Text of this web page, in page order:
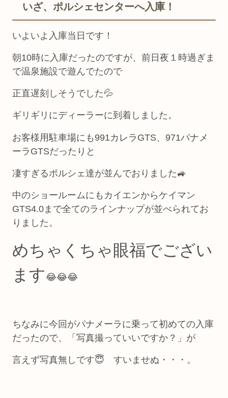
いざ、ポルシェセンターへ入庫！
いよいよ入庫当日です！
朝10時に入庫だったのですが、前日夜１時過ぎま
で温泉施設で遊んでたので
正直遅刻しそうでした💦
ギリギリにディーラーに到着しました。
お客様用駐車場にも991カレラGTS、971パナメ
ーラGTSだったりと
凄すぎるポルシェ達が並んでおりました🚙
中のショールームにもカイエンからケイマン
GTS4.0まで全てのラインナップが並べられてお
りました。
めちゃくちゃ眼福でござい
ます 😂😂😂
ちなみに今回がパナメーラに乗って初めての入庫
だったので、「写真撮っていいですか？」が
言えず写真無しです😇 すいませぬ・・・。